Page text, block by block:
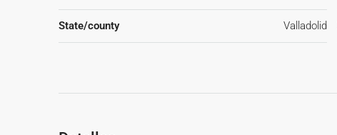
State/county Valladolid